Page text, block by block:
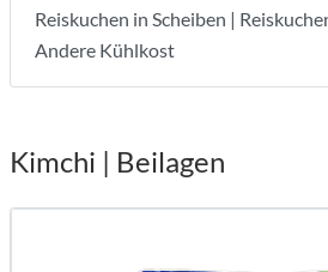
Reiskuchen in Scheiben |
Andere Kühlkost
Kimchi | Beilagen